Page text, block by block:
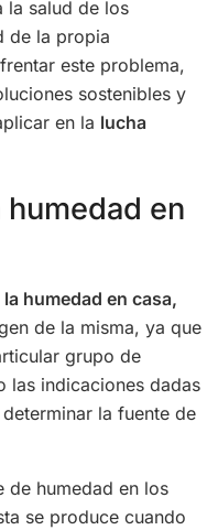
la salud de los
de la propia
este problema,
sostenibles y
en la lucha
en
humedad en casa,
de la misma, ya que
grupo de
las indicaciones dadas
la fuente de
de humedad en los
se produce cuando